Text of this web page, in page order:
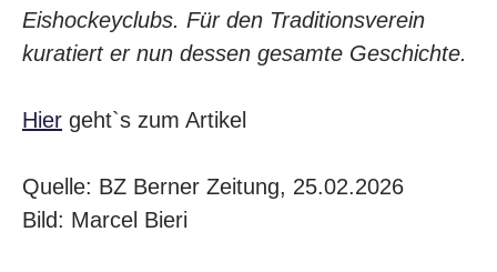
Eishockeyclubs. Für den Traditionsverein
kuratiert er nun dessen gesamte Geschichte.
Hier geht`s zum Artikel
Quelle: BZ Berner Zeitung, 25.02.2026
Bild: Marcel Bieri